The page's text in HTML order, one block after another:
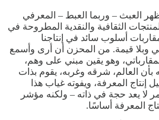
العبث – وربما العبط – المعرفي
الثقافية والنقدية المطروحة في
أسلوب سائد في إنتاجنا
وبلا قيمة. من المحزن أن أرى وأسمع
وهو يقين مبني على وهم،
العالم، شرقه وغربه، يقوم بذات
إنتاج المعرفة، ويفوته غياب هذا
لا يعد حجة في ذاته – ولكنه مؤشر
المعرفة أساسًا.